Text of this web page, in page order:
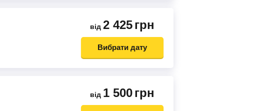
від 2 425грн
Вибрати дату
від 1 500грн